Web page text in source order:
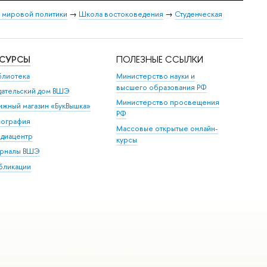
политики → Школа востоковедения → Студенческая
дом ВШЭ
магазин «БукВышка»
ВШЭ
ПОЛЕЗНЫЕ ССЫЛКИ
Министерство науки и
высшего образования РФ
Министерство просвещения
РФ
Массовые открытые онлайн-
курсы